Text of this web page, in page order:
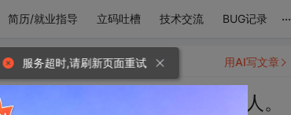
简历/就业指导 立码吐槽 技术交流 BUG记录 ...
，鴻雁為信，一生一世一雙人。
用AI写文章
服务超时,请刷新页面重试